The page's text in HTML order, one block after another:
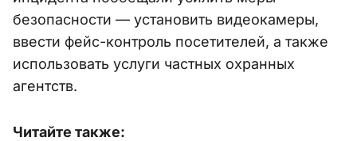
безопасности — установить видеокамеры,
ввести фейс-контроль посетителей, а также
использовать услуги частных охранных
агентств.
Читайте также: